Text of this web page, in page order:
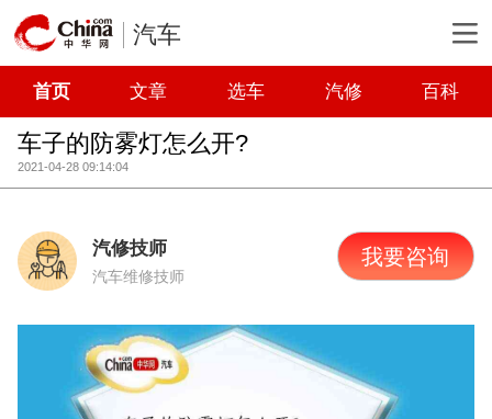
汽车
首页 文章 选车 汽修 百科
车子的防雾灯怎么开?
2021-04-28 09:14:04
汽修技师
汽车维修技师
我要咨询